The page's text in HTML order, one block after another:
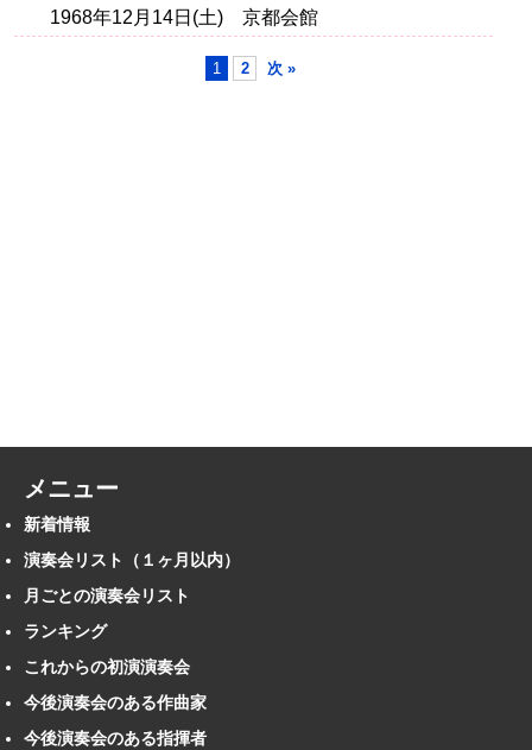
1968年12月14日(土) 京都会館
1 2 次 »
メニュー
新着情報
演奏会リスト（１ヶ月以内）
月ごとの演奏会リスト
ランキング
これからの初演演奏会
今後演奏会のある作曲家
今後演奏会のある指揮者